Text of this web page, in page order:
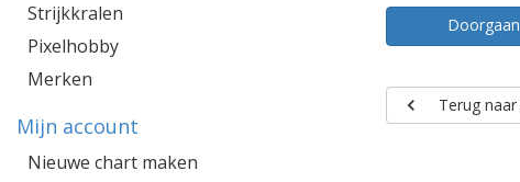
Doorgaan
Terug
Strijkkralen
Pixelhobby
Merken
Mijn account
Nieuwe chart maken